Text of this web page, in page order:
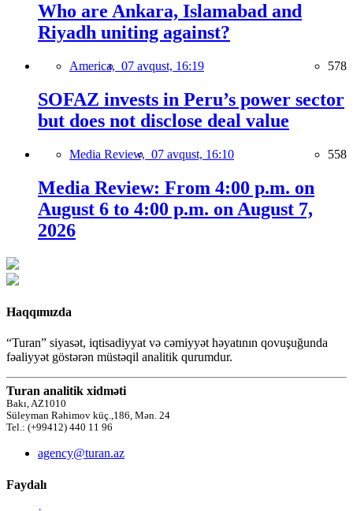
Who are Ankara, Islamabad and
Riyadh uniting against?
America, 07 avqust, 16:19 578
SOFAZ invests in Peru’s power sector
but does not disclose deal value
Media Review, 07 avqust, 16:10 558
Media Review: From 4:00 p.m. on
August 6 to 4:00 p.m. on August 7,
2026
Haqqımızda
“Turan” siyasət, iqtisadiyyat və cəmiyyət həyatının qovuşuğunda
fəaliyyət göstərən müstəqil analitik qurumdur.
Turan analitik xidməti
Bakı, AZ1010
Süleyman Rəhimov küç.,186, Mən. 24
Tel.: (+99412) 440 11 96
agency@turan.az
Faydalı